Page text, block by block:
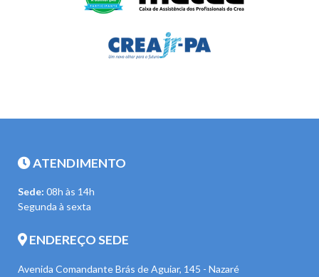
ATENDIMENTO
Sede: 08h às 14h
Segunda à sexta
ENDEREÇO SEDE
Avenida Comandante Brás de Aguiar, 145 - Nazaré